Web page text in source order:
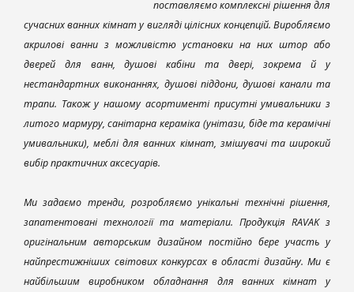
поставляємо комплексні рішення для
сучасних ванних кімнат у вигляді цілісних концепцій. Виробляємо
акрилові ванни з можливістю установки на них штор або
дверей для ванн, душові кабіни та двері, зокрема й у
нестандартних виконаннях, душові піддони, душові канали та
трапи. Також у нашому асортименті присутні умивальники з
литого мармуру, санітарна кераміка (унітази, біде та керамічні
умивальники), меблі для ванних кімнат, змішувачі та широкий
вибір практичних аксесуарів.
Ми задаємо тренди, розробляємо унікальні технічні рішення,
запатентовані технології та матеріали. Продукція RAVAK з
оригінальним авторським дизайном постійно бере участь у
найпрестижніших світових конкурсах в області дизайну. Ми є
найбільшим виробником обладнання для ванних кімнат у